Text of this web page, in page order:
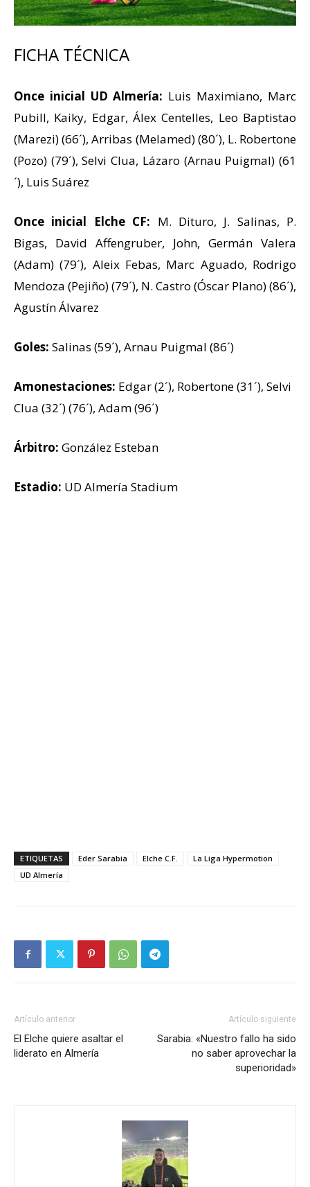
FICHA TÉCNICA
Once inicial UD Almería: Luis Maximiano, Marc
Pubill, Kaiky, Edgar, Álex Centelles, Leo Baptistao
(Marezi) (66´), Arribas (Melamed) (80´), L. Robertone
(Pozo) (79´), Selvi Clua, Lázaro (Arnau Puigmal) (61
´), Luis Suárez
Once inicial Elche CF: M. Dituro, J. Salinas, P.
Bigas, David Affengruber, John, Germán Valera
(Adam) (79´), Aleix Febas, Marc Aguado, Rodrigo
Mendoza (Pejiño) (79´), N. Castro (Óscar Plano) (86´),
Agustín Álvarez
Goles: Salinas (59´), Arnau Puigmal (86´)
Amonestaciones: Edgar (2´), Robertone (31´), Selvi
Clua (32´) (76´), Adam (96´)
Árbitro: González Esteban
Estadio: UD Almería Stadium
ETIQUETAS Eder Sarabia Elche C.F.
La Liga Hypermotion
UD Almería
Artículo anterior
El Elche quiere asaltar el
liderato en Almería
Artículo siguiente
Sarabia: «Nuestro fallo ha sido
no saber aprovechar la
superioridad»